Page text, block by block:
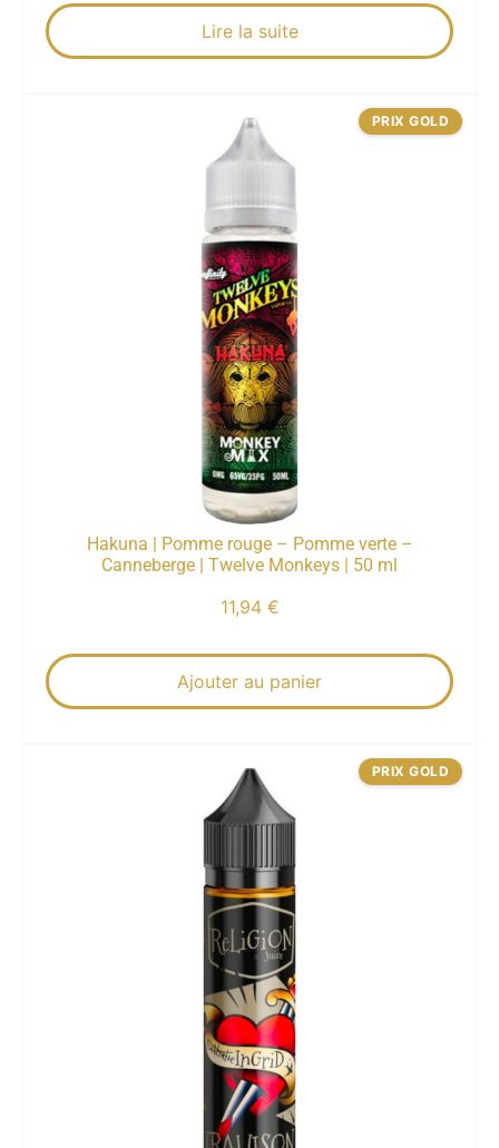
Lire la suite
Hakuna | Pomme rouge – Pomme verte –
Canneberge | Twelve Monkeys | 50 ml
11,94 €
Ajouter au panier
PRIX GOLD
PRIX GOLD